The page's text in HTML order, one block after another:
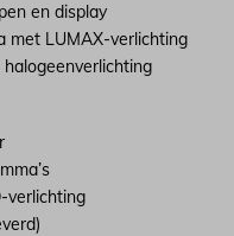
en display
met LUMAX-verlichting
verlichting